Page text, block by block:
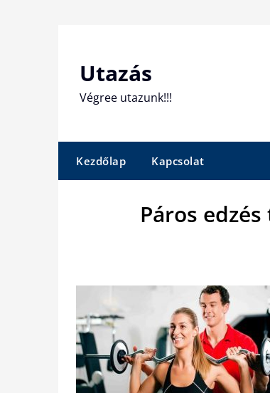
Utazás
Végree utazunk!!!
Kezdőlap Kapcsolat
Páros